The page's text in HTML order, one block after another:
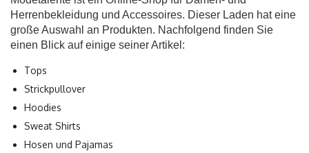
Herrenbekleidung und Accessoires. Dieser Laden hat eine
große Auswahl an Produkten. Nachfolgend finden Sie
einen Blick auf einige seiner Artikel:
Tops
Strickpullover
Hoodies
Sweat Shirts
Hosen und Pajamas